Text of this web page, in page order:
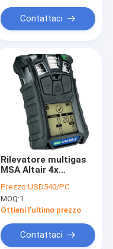
0.5%Contattaci
Rilevatore multigas
MSA Altair 4x
Msa Altair 4x per
attività minerarie CO
H2S O2 LEL
Prezzo:USD540/PC
MOQ:1
Ottieni l'ultimo prezzo
Contattaci